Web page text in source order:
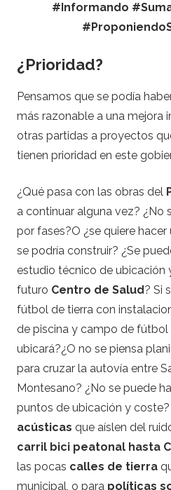
#Informando
¿Prioridad?
Pensamos que se podía
más razonable a una mejora
otras partidas a proyectos
tienen prioridad en este
¿Qué pasa con las obras del
a continuar alguna vez? ¿No
por fases?O ¿se quiere hacer
se podría construir? ¿Se
estudio técnico de ubicación
futuro Centro de Salud? Si
fútbol de tierra con
de piscina y campo de
ubicará?¿O no se piensa
para cruzar la autovía entre
Montesano? ¿No se puede
puntos de ubicación y coste?
acústicas que aíslen del
carril bici peatonal hasta
las pocas calles de tierra
municipal, o para políticas